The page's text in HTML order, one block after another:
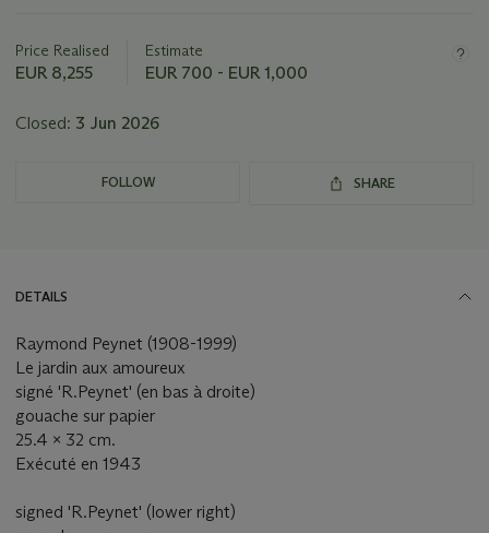
Price Realised
EUR 8,255
Estimate
EUR 700 - EUR 1,000
Closed: 3 Jun 2026
FOLLOW SHARE
DETAILS
Raymond Peynet (1908-1999)
Le jardin aux amoureux
signé 'R.Peynet' (en bas à droite)
gouache sur papier
25.4 x 32 cm.
Exécuté en 1943
signed 'R.Peynet' (lower right)